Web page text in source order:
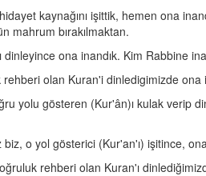
kaynağını işittik, hemen ona
mahrum bırakılmaktan.
dinleyince ona inandık. Kim Rabbine
olan Kuran'i dinledigimizde
yolu gösteren (Kur'ân)ı kulak verip
biz, o yol gösterici (Kur'an'ı) işitince,
rehberi olan Kuran'ı